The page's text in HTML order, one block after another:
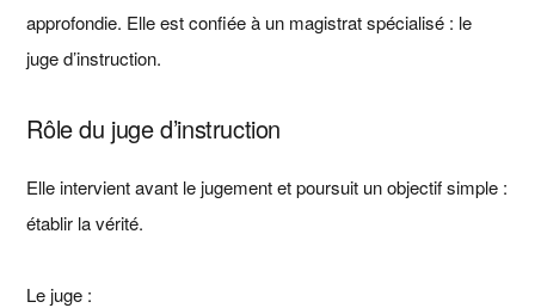
approfondie. Elle est confiée à un magistrat spécialisé : le
juge d’instruction.
Rôle du juge d’instruction
Elle intervient avant le jugement et poursuit un objectif simple :
établir la vérité.
Le juge :